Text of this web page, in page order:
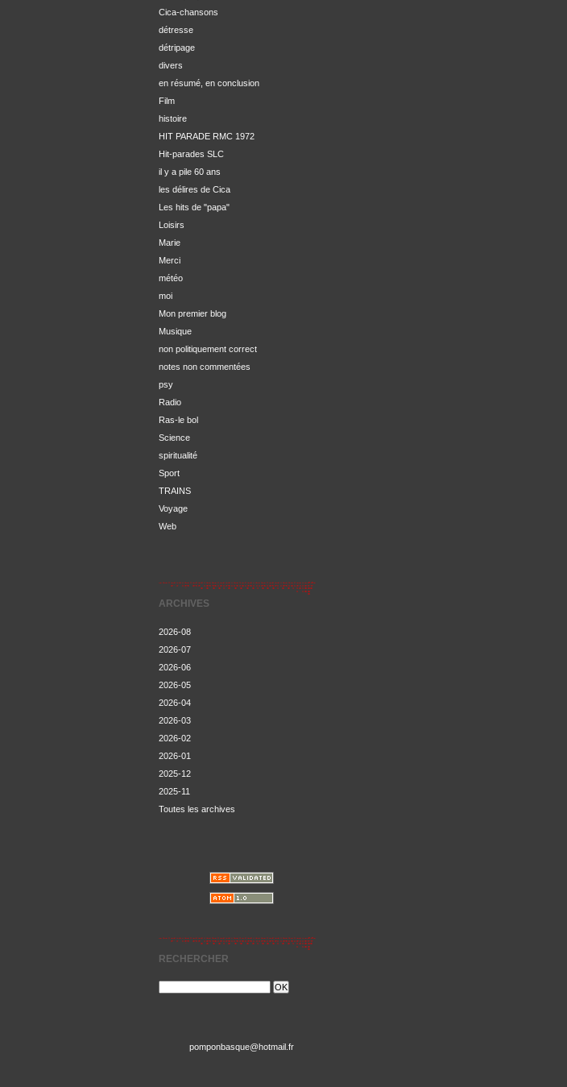
Cica-chansons
détresse
détripage
divers
en résumé, en conclusion
Film
histoire
HIT PARADE RMC 1972
Hit-parades SLC
il y a pile 60 ans
les délires de Cica
Les hits de "papa"
Loisirs
Marie
Merci
météo
moi
Mon premier blog
Musique
non politiquement correct
notes non commentées
psy
Radio
Ras-le bol
Science
spiritualité
Sport
TRAINS
Voyage
Web
ARCHIVES
2026-08
2026-07
2026-06
2026-05
2026-04
2026-03
2026-02
2026-01
2025-12
2025-11
Toutes les archives
RECHERCHER
pomponbasque@hotmail.fr